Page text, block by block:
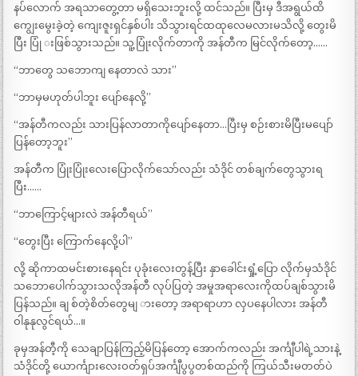
နပ်လောက် အရသာတွေ့တာ မရှိသေးဘူးလို့ ထင်သည်။ ပြီးမှ ဒီအရွယ်ထိ
ကျွေးမွေးခဲ့တဲ့ ကျေးဇူးရှင်နှစ်ပါး သိသွားရင်ထထုလေမလားမသိလို့ တွေးမိ
ပြီး ပြုံ းဖြစ်သွားသည်။ သူ့ပြုံးလိုက်တာကို အန်တီက မြင်လိုက်တော့……
“ဘာတွေ သဘောကျ နေတာလဲ သား”
“ဘာမှမဟုတ်ပါဘူး ပျော်နေလို့”
“အန်တီကလည်း သားပြန်လာတာကိုပျော်နေတာ…ပြီးမှ စဉ်းစားမိပြီးမပျော်
ပြန်တော့ဘူး”
အန်တီက ပြုံးပြုံးလေးပြောလိုက်သော်လည်း သံဒိုင် တစ်ချက်တွေသွားရ
ပြီး……
“ဘာကြောင့်များလဲ အန်တီရယ်”
“တွေးပြီး ကြောက်နေလို့ပါ”
လို့ ဆိုကာထမင်းစားနေရင်း ပုခုံးလေးတွန့်ပြီး နှာခေါင်းရှုံ့ပြော လိုက်မှသံဒိုင်
သဘောပေါက်သွားသလိုအန်တီ လုပ်ပြတဲ့ အမှုအရာလေးကိုထပ်ချစ်သွားမိ
ပြန်သည်။ ချ စ်တဲ့စိတ်တွေမျ ားတော့ အရာရာဟာ လှပနေပါလား အန်တီ
ဝါနုနုလွင်ရယ်…။
ခုမှအန်တီ့ကို သေချာပြန်ကြည့်မိပြန်တော့ အောက်ကလည်း အင်္ကျီပါရဲ့သားနဲ့
သံဒိုင်တို့ ယောင်္ကျားလေးဝတ်ရှပ်အင်္ကျီပွပွတစ်ထည်ကို ကြယ်သီးမတတ်ပဲ